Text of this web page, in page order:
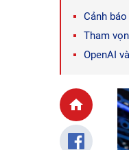
Cảnh
Tham
OpenAI